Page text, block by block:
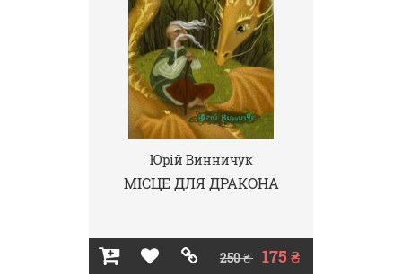
Юрій Винничук
МІСЦЕ ДЛЯ ДРАКОНА
250 ₴ 175 ₴